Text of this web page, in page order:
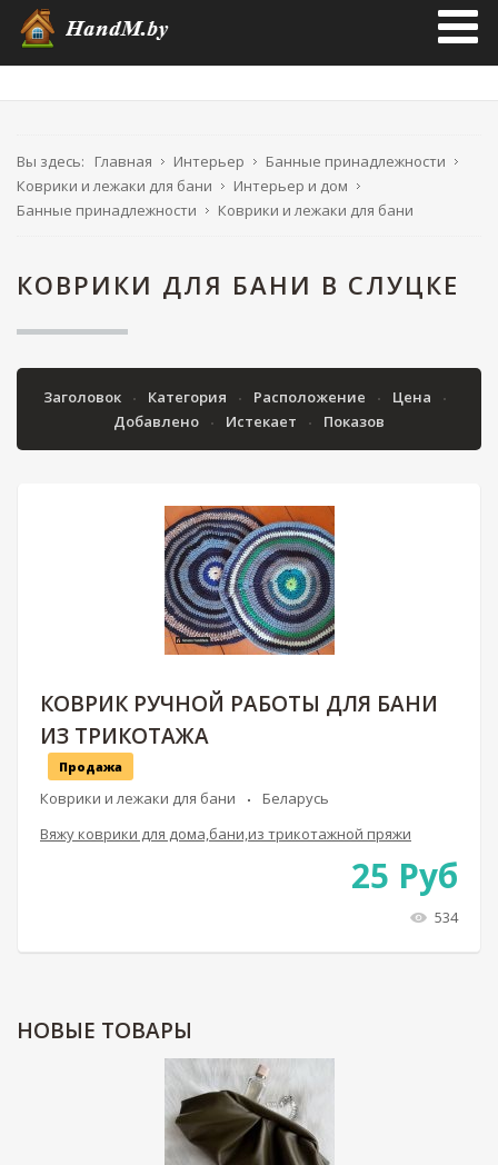
Вы здесь: Главная Интерьер
Банные принадлежности
Коврики и лежаки для бани
Интерьер и дом
Банные принадлежности
Коврики и лежаки для бани
КОВРИКИ ДЛЯ БАНИ В СЛУЦКЕ
Заголовок Категория Расположение
Цена
Добавлено
Истекает Показов
КОВРИК РУЧНОЙ РАБОТЫ ДЛЯ БАНИ
ИЗ ТРИКОТАЖА
Продажа
Коврики и лежаки для бани
Беларусь
Вяжу коврики для дома,бани,из трикотажной пряжи
25 Руб
534
НОВЫЕ ТОВАРЫ